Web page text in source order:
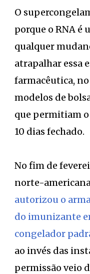
O
porque o RNA é
qualquer
atrapalhar essa
farmacêutica,
modelos de
que permitiam
10 dias fechado.
No fim de
norte-
autorizou o
do imunizante
congelador
ao invés das
permissão veio